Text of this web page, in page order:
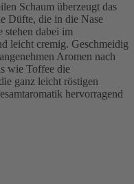
Schaum überzeugt das
Düfte, die in die Nase
dabei im
leicht cremig. Geschmeidig
Aromen nach
wie Toffee die
ganz leicht röstigen
hervorragend